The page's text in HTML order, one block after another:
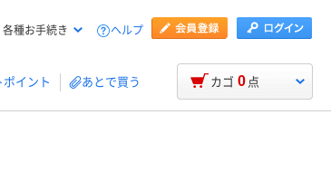
各種お手続き ヘルプ
ポイント あとで買う カゴ 0 点